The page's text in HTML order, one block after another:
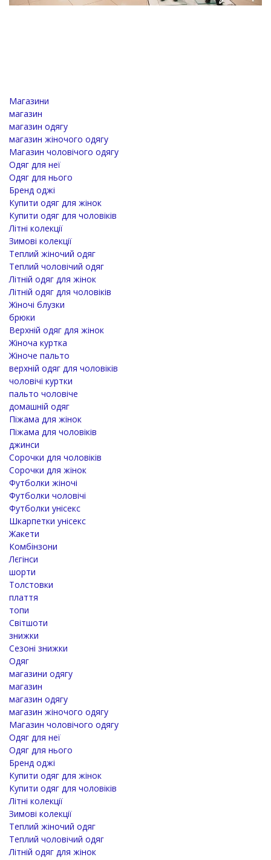
Магазини
магазин
магазин одягу
магазин жіночого одягу
Магазин чоловічого одягу
Одяг для неї
Одяг для нього
Бренд оджі
Купити одяг для жінок
Купити одяг для чоловіків
Літні колекції
Зимові колекції
Теплий жіночий одяг
Теплий чоловічий одяг
Літній одяг для жінок
Літній одяг для чоловіків
Жіночі блузки
брюки
Верхній одяг для жінок
Жіноча куртка
Жіноче пальто
верхній одяг для чоловіків
чоловічі куртки
пальто чоловіче
домашній одяг
Піжама для жінок
Піжама для чоловіків
джинси
Сорочки для чоловіків
Сорочки для жінок
Футболки жіночі
Футболки чоловічі
Футболки унісекс
Шкарпетки унісекс
Жакети
Комбінзони
Лєгінси
шорти
Толстовки
плаття
топи
Світшоти
знижки
Сезоні знижки
Одяг
магазини одягу
магазин
магазин одягу
магазин жіночого одягу
Магазин чоловічого одягу
Одяг для неї
Одяг для нього
Бренд оджі
Купити одяг для жінок
Купити одяг для чоловіків
Літні колекції
Зимові колекції
Теплий жіночий одяг
Теплий чоловічий одяг
Літній одяг для жінок